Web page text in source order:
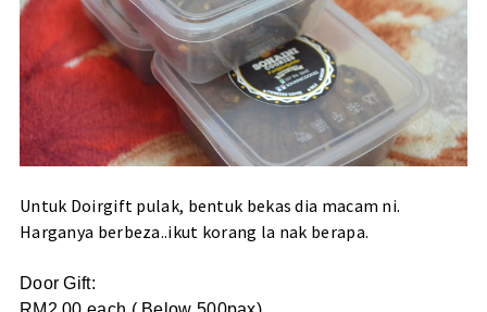
Untuk Doirgift pulak, bentuk bekas dia macam ni.
Harganya berbeza..ikut korang la nak berapa.
Door Gift: